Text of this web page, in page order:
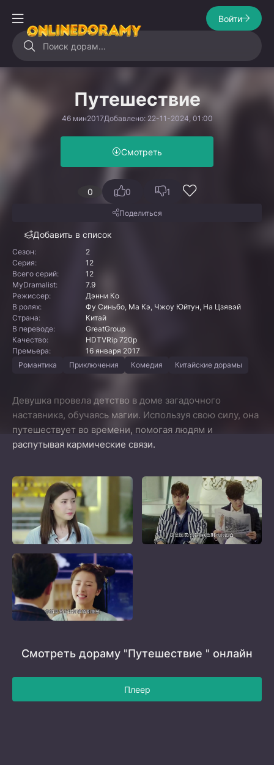
Войти
Путешествие
46 мин2017Добавлено: 22-11-2024, 01:00
Смотреть
0
Добавить в список
0 1
Поделиться
Сезон:
2
Серия:
12
Всего серий:
12
MyDramalist:
7.9
Режиссер:
Дэнни Ко
В ролях:
Фу Синьбо, Ма Кэ, Чжоу Юйтун, На Цзявэй
Страна:
Китай
В переводе:
GreatGroup
Качество:
HDTVRip 720p
Премьера:
16 января 2017
Романтика
Приключения Комедия Китайские дорамы
Девушка провела детство в доме загадочного
наставника, обучаясь магии. Используя свою силу, она
путешествует во времени, помогая людям и
распутывая кармические связи.
Смотреть дораму "Путешествие " онлайн
Плеер